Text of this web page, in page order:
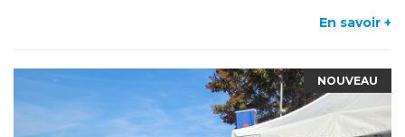
En savoir +
NOUVEAU